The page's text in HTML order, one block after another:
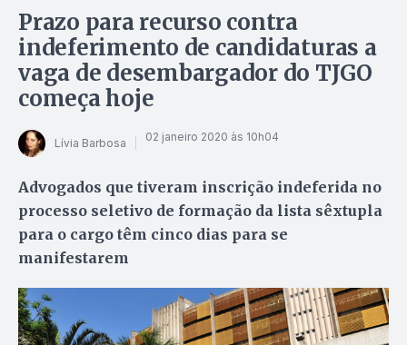
Prazo para recurso contra
indeferimento de candidaturas a
vaga de desembargador do TJGO
começa hoje
Lívia Barbosa 02 janeiro 2020 às 10h04
Advogados que tiveram inscrição indeferida no
processo seletivo de formação da lista sêxtupla
para o cargo têm cinco dias para se
manifestarem